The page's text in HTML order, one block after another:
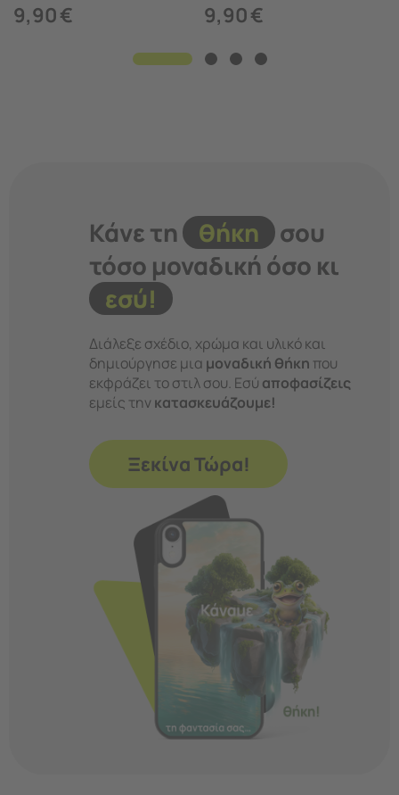
9,90€ 9,90€
Κάνε τη θήκη
σου
τόσο μοναδική όσο κι
εσύ!
Διάλεξε σχέδιο, χρώμα και υλικό και
δημιούργησε μια μοναδική θήκη που
εκφράζει το στιλ σου. Εσύ αποφασίζεις
εμείς την κατασκευάζουμε!
Ξεκίνα Τώρα!